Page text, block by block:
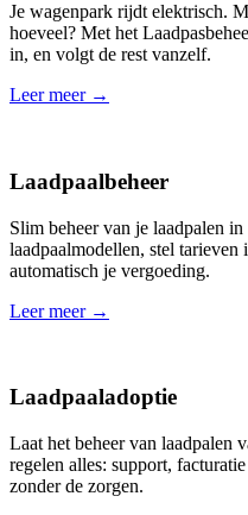
Je wagenpark rijdt elektrisch.
hoeveel? Met het
in, en volgt de rest vanzelf.
Leer meer →
Laadpaalbeheer
Slim beheer van je laadpalen
laadpaalmodellen, stel tarieven
automatisch je vergoeding.
Leer meer →
Laadpaaladoptie
Laat het beheer van laadpalen
regelen alles: support,
zonder de zorgen.